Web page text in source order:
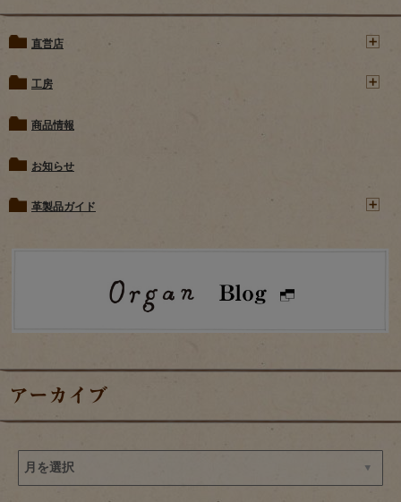
直営店
工房
商品情報
お知らせ
革製品ガイド
アーカイブ